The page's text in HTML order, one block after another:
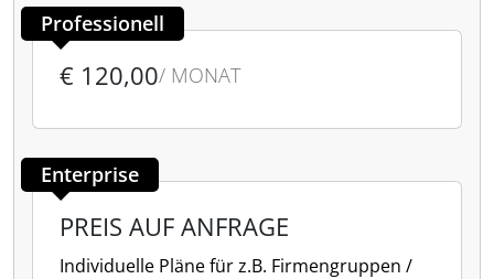
Professionell
€ 120,00/ MONAT
Enterprise
PREIS AUF ANFRAGE
Individuelle Pläne für z.B. Firmengruppen /